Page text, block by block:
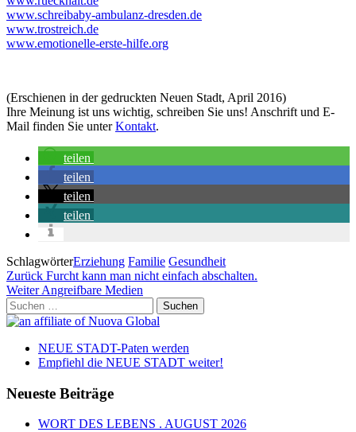
www.schreibaby-ambulanz-dresden.de
www.trostreich.de
www.emotionelle-erste-hilfe.org
(Erschienen in der gedruckten Neuen Stadt, April 2016)
Ihre Meinung ist uns wichtig, schreiben Sie uns! Anschrift und E-
Mail finden Sie unterKontakt.
teilen
teilen
teilen
teilen
SchlagwörterErziehung Familie Gesundheit
Beitragsnavigation
Vorheriger
Beitrag
Zurück Furcht kann man nicht einfach abschalten.
Nächster
Beitrag
Weiter Angreifbare Medien
Suchen
nach:
NEUE STADT-Paten werden
Empfiehl die NEUE STADT weiter!
Neueste Beiträge
WORT DES LEBENS . AUGUST 2026